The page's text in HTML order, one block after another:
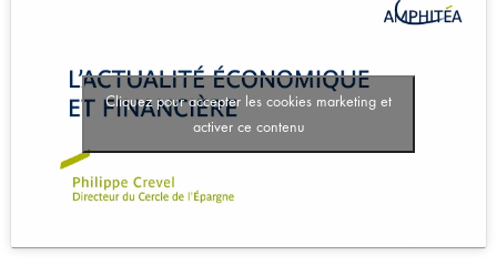
Cliquez pour accepter les cookies marketing et
activer ce contenu